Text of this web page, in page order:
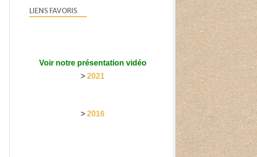
LIENS FAVORIS
Voir notre présentation vidéo
> 2021
> 2016